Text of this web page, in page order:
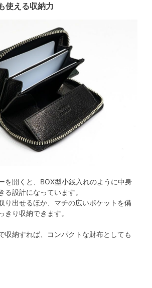
使える収納力
を開くと、BOX型小銭入れのように中身
る設計になっています。
り出せるほか、マチの広いポケットを備
きり収納できます。
収納すれば、コンパクトな財布としても